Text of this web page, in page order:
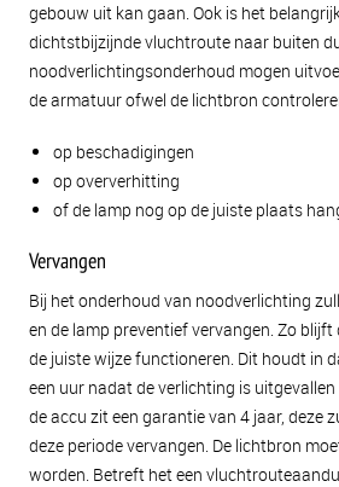
gebouw uit kan gaan. Ook is het
dichtstbijzijnde vluchtroute naar buiten
noodverlichtingsonderhoud mogen
de armatuur ofwel de lichtbron
op beschadigingen
op oververhitting
of de lamp nog op de juiste plaats
Vervangen
Bij het onderhoud van noodverlichting
en de lamp preventief vervangen. Zo
de juiste wijze functioneren. Dit houdt in
een uur nadat de verlichting is
de accu zit een garantie van 4 jaar, deze
deze periode vervangen. De lichtbron
worden. Betreft het een